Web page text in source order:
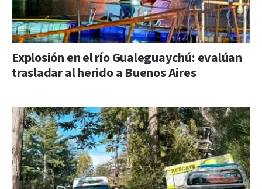
Explosión en el río Gualeguaychú: evalúan
trasladar al herido a Buenos Aires